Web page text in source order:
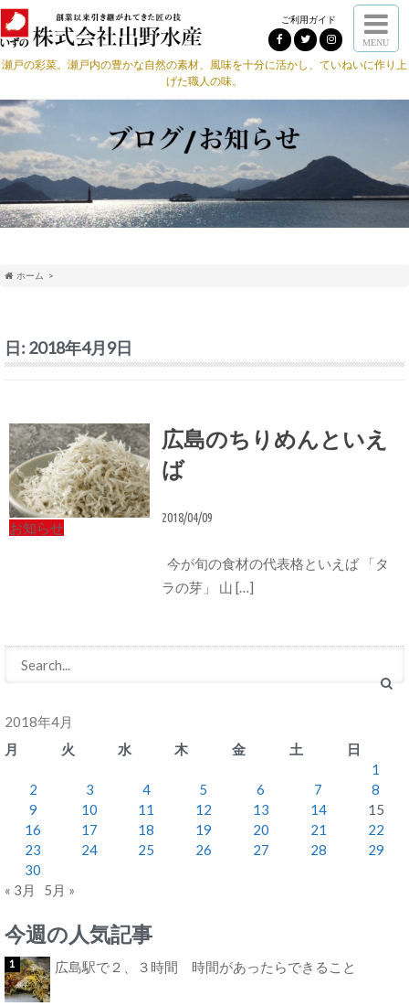
ご利用ガイド
MENU
瀬戸の彩菜。瀬戸内の豊かな自然の素材、風味を十分に活かし、ていねいに作り上
げた職人の味。
ホーム
日: 2018年4月9日
お知らせ
広島のちりめんといえ
ば
2018/04/09
今が旬の食材の代表格といえば 「タ
ラの芽」 山 […]
2018年4月
月
火 水 木 金 土
日
1
2
3 4 5 6 7
8
9
10 11 12 13 14
15
16
17 18 19 20 21
22
23
24 25 26 27 28
29
30
« 3月
5月 »
今週の人気記事
広島駅で２、３時間 時間があったらできること